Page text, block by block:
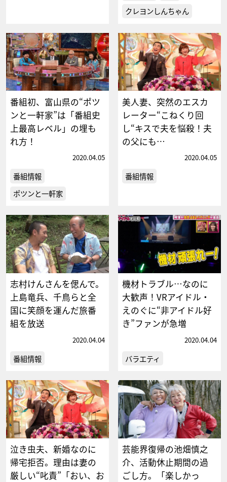
クレヨンしんちゃん
番組初、富山県の“ポツ
ンと一軒家”は「番組史
上最高レベル」の埋も
れ方！
2020.04.05
番組情報
ポツンと一軒家
美人妻、突然のエスカ
レーター“こねくり回
し“キスで夫を悩殺！夫
の父にも…
2020.04.05
番組情報
志村けんさんを偲んで。
上島竜兵、千鳥らと全
国に笑顔を運んだ旅番
組を放送
2020.04.04
番組情報
機材トラブル…なのに
大歓声！VRアイドル・
えのぐに“非アイドル好
き”ファンが急増
2020.04.04
バラエティ
泣き虫夫、新婚なのに
帰宅拒否。理由は妻の
厳しい“叱責”「おい、お
芸能界復帰の池畑慎之
介、活動休止期間の過
ごし方。「楽しかっ